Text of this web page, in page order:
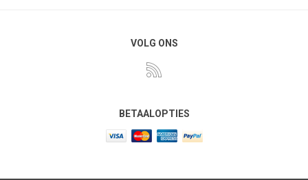
VOLG ONS
BETAALOPTIES